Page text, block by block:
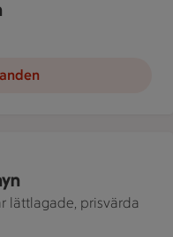
lättlagade, prisvärda